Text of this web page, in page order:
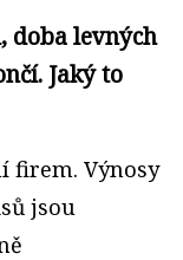
doba levných
Jaký to
firem. Výnosy
jsou